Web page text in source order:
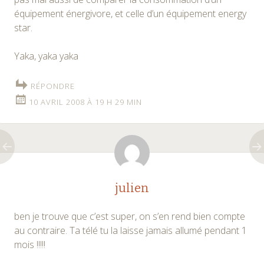
équipement énergivore, et celle d’un équipement energy
star.
Yaka, yaka yaka
RÉPONDRE
10 AVRIL 2008 À 19 H 29 MIN
julien
ben je trouve que c’est super, on s’en rend bien compte
au contraire. Ta télé tu la laisse jamais allumé pendant 1
mois !!!!!